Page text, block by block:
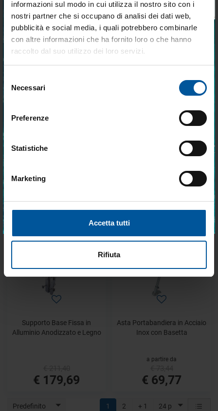
Tieniti aggiornato sulle
migliori occasioni per la tua
barca
vantaggiose e selezionate per chi vive la
informazioni sul modo in cui utilizza il nostro sito con i
nostri partner che si occupano di analisi dei dati web,
pubblicità e social media, i quali potrebbero combinarle
con altre informazioni che ha fornito loro o che hanno
raccolto dal suo utilizzo dei loro servizi.
delNecessari
Preferenze
Statistiche
Marketing
Accetta tutti
Rifiuta
a partire da
€ 0,20
€ 0,16
Inox
a partire da
€ 15,86
€ 13,48
€ 7,53
€ 7,15
Supporto Motore Ausiliario
€ 95,16
€ 80,89
- 15%
Supporto Base Fissa in
Alluminio Anodizzato e Legno
€ 179,69
- 5%
Asta Portabandiera in Acciaio
Inox con Basetta
a partire da
€ 69,77
Predefinito 24 p
1 2 + 1